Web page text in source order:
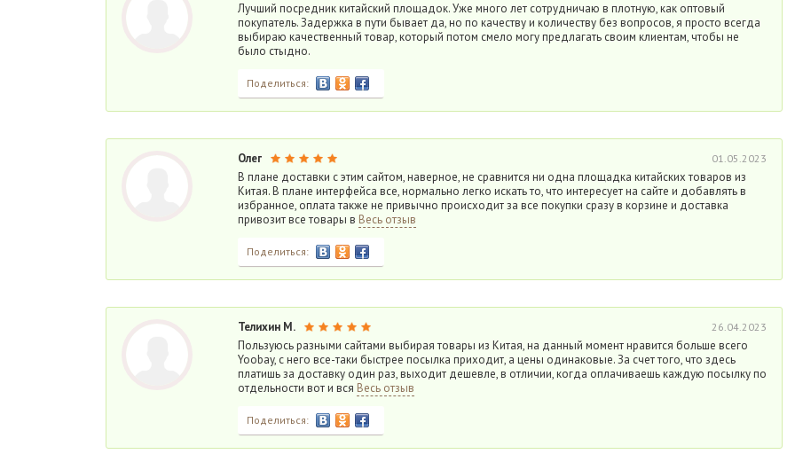
Лучший посредник китайский площадок. Уже много лет сотрудничаю в плотную, как оптовый
покупатель. Задержка в пути бывает да, но по качеству и количеству без вопросов, я просто всегда
выбираю качественный товар, который потом смело могу предлагать своим клиентам, чтобы не
было стыдно.
Поделиться:
Олег 01.05.2023
В плане доставки с этим сайтом, наверное, не сравнится ни одна площадка китайских товаров из
Китая. В плане интерфейса все, нормально легко искать то, что интересует на сайте и добавлять в
избранное, оплата также не привычно происходит за все покупки сразу в корзине и доставка
привозит все товары в Весь отзыв
Поделиться:
Телихин М. 26.04.2023
Пользуюсь разными сайтами выбирая товары из Китая, на данный момент нравится больше всего
Yoobay, с него все-таки быстрее посылка приходит, а цены одинаковые. За счет того, что здесь
платишь за доставку один раз, выходит дешевле, в отличии, когда оплачиваешь каждую посылку по
отдельности вот и вся Весь отзыв
Поделиться: